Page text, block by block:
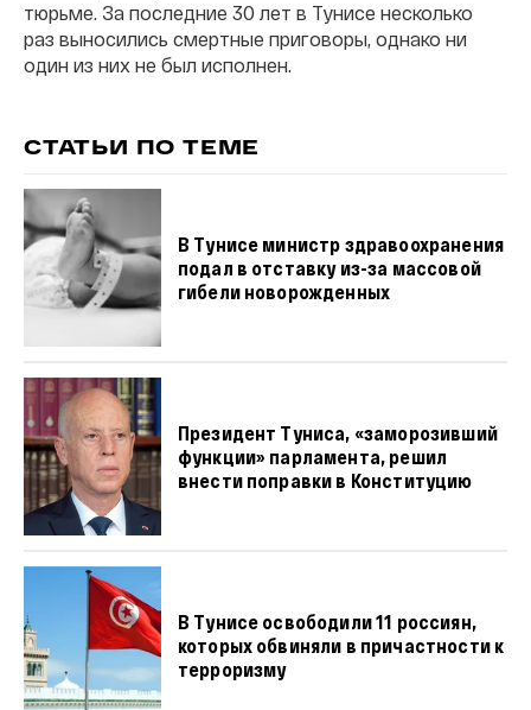
тюрьме. За последние 30 лет в Тунисе несколько
раз выносились смертные приговоры, однако ни
один из них не был исполнен.
СТАТЬИ ПО ТЕМЕ
В Тунисе министр здравоохранения
подал в отставку из-за массовой
гибели новорожденных
Президент Туниса, «заморозивший
функции» парламента, решил
внести поправки в Конституцию
В Тунисе освободили 11 россиян,
которых обвиняли в причастности к
терроризму